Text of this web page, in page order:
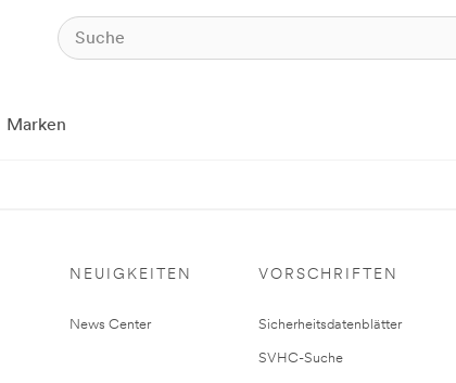
Marken
NEUIGKEITEN
News Center
VORSCHRIFTEN
Sicherheitsdatenblätter
SVHC-Suche